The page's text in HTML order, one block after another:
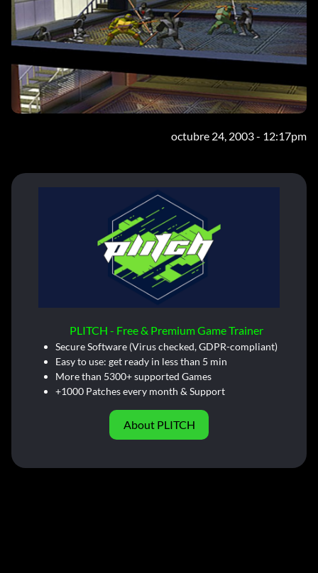
octubre 24, 2003 - 12:17pm
PLITCH - Free & Premium Game Trainer
Secure Software (Virus checked, GDPR-compliant)
Easy to use: get ready in less than 5 min
More than 5300+ supported Games
+1000 Patches every month & Support
About PLITCH